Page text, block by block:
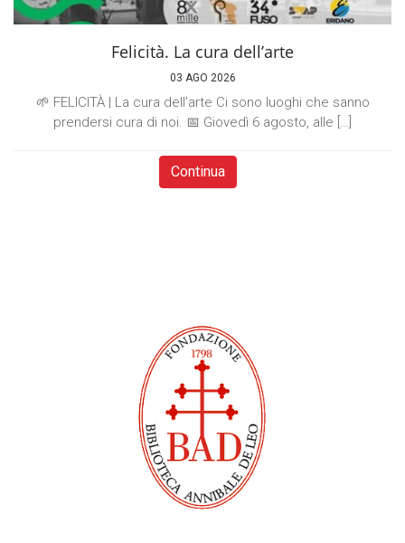
Felicità. La cura dell’arte
03 AGO 2026
🌱 FELICITÀ | La cura dell’arte Ci sono luoghi che sanno
prendersi cura di noi. 📅 Giovedì 6 agosto, alle […]
Continua